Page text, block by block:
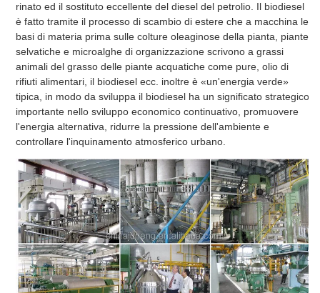
rinato ed il sostituto eccellente del diesel del petrolio. Il biodiesel
è fatto tramite il processo di scambio di estere che a macchina le
basi di materia prima sulle colture oleaginose della pianta, piante
selvatiche e microalghe di organizzazione scrivono a grassi
animali del grasso delle piante acquatiche come pure, olio di
rifiuti alimentari, il biodiesel ecc. inoltre è «un'energia verde»
tipica, in modo da sviluppa il biodiesel ha un significato strategico
importante nello sviluppo economico continuativo, promuovere
l'energia alternativa, ridurre la pressione dell'ambiente e
controllare l'inquinamento atmosferico urbano.